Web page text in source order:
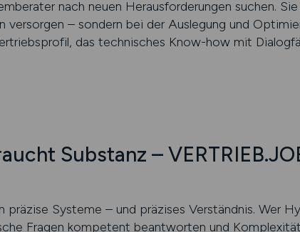
nach neuen Herausforderungen suchen.
versorgen – sondern bei der Auslegung und
das technisches Know-how mit
Substanz –
präzise Systeme – und präzises Verständnis. Wer
Fragen kompetent beantworten und